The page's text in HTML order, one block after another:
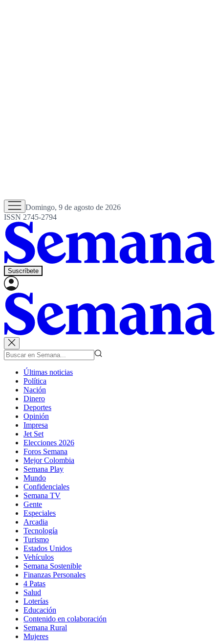
Domingo, 9 de agosto de 2026
ISSN 2745-2794
Suscríbete
Últimas noticias
Política
Nación
Dinero
Deportes
Opinión
Impresa
Jet Set
Elecciones 2026
Foros Semana
Mejor Colombia
Semana Play
Mundo
Confidenciales
Semana TV
Gente
Especiales
Arcadia
Tecnología
Turismo
Estados Unidos
Vehículos
Semana Sostenible
Finanzas Personales
4 Patas
Salud
Loterías
Educación
Contenido en colaboración
Semana Rural
Mujeres